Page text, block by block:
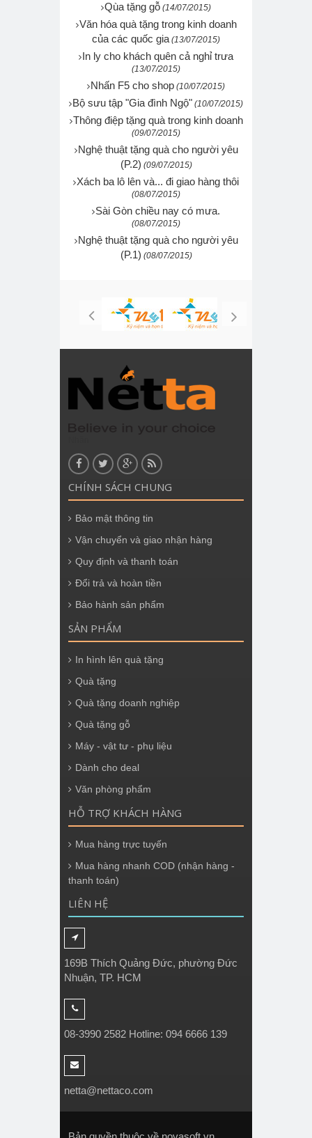
Qùa tặng gỗ (14/07/2015)
Văn hóa quà tặng trong kinh doanh
của các quốc gia (13/07/2015)
In ly cho khách quên cả nghỉ trưa
(13/07/2015)
Nhấn F5 cho shop (10/07/2015)
Bộ sưu tập "Gia đình Ngộ" (10/07/2015)
Thông điệp tặng quà trong kinh doanh
(09/07/2015)
Nghệ thuật tặng quà cho người yêu
(P.2) (09/07/2015)
Xách ba lô lên và... đi giao hàng thôi
(08/07/2015)
Sài Gòn chiều nay có mưa.
(08/07/2015)
Nghệ thuật tặng quà cho người yêu
(P.1) (08/07/2015)
CHÍNH SÁCH CHUNG
Bảo mật thông tin
Vận chuyển và giao nhận hàng
Quy định và thanh toán
Đổi trả và hoàn tiền
Bảo hành sản phẩm
SẢN PHẨM
In hình lên quà tặng
Quà tặng
Quà tặng doanh nghiệp
Quà tặng gỗ
Máy - vật tư - phụ liệu
Dành cho deal
Văn phòng phẩm
HỖ TRỢ KHÁCH HÀNG
Mua hàng trực tuyến
Mua hàng nhanh COD (nhận hàng -
thanh toán)
LIÊN HỆ
169B Thích Quảng Đức, phường Đức
Nhuận, TP. HCM
08-3990 2582 Hotline: 094 6666 139
netta@nettaco.com